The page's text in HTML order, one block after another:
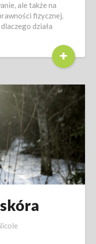
ale także na
fizycznej.
działa
+